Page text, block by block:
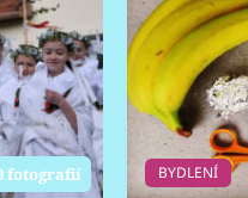
fotografií BYDLENÍ